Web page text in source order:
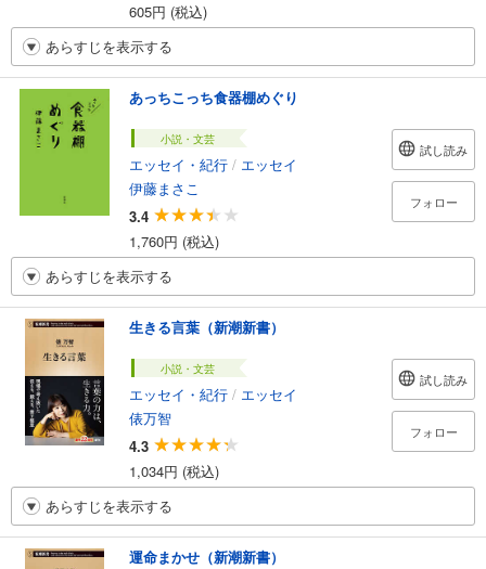
605円 (税込)
あらすじを表示する
あっちこっち食器棚めぐり
小説・文芸
エッセイ・紀行 / エッセイ
伊藤まさこ
3.4
1,760円 (税込)
試し読み
フォロー
あらすじを表示する
生きる言葉（新潮新書）
小説・文芸
エッセイ・紀行 / エッセイ
俵万智
4.3
1,034円 (税込)
試し読み
フォロー
あらすじを表示する
運命まかせ（新潮新書）